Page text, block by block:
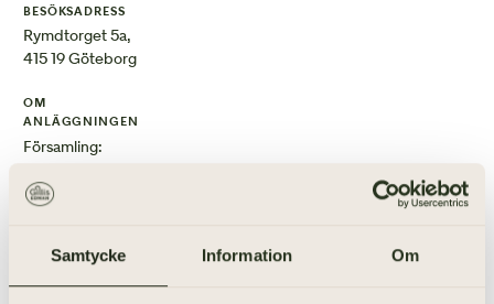
Samtycke Information Om
Visa karta
BESÖKSADRESS
Rymdtorget 5a,
415 19 Göteborg
OM
ANLÄGGNINGEN
Församling: